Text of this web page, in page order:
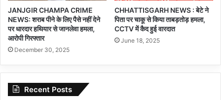
JANJGIR CHAMPA CRIME
NEWS: शराब पीने के लिए पैसे नहीं देने
पर धारदार हथियार से जानलेवा हमला,
आरोपी गिरफ्तार
December 30, 2025
CHHATTISGARH NEWS : बेटे ने
पिता पर चाकू से किया ताबड़तोड़ हमला,
CCTV में कैद हुई वारदात
June 18, 2025
Recent Posts